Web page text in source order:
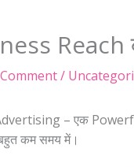
/
– एक
कम समय में।